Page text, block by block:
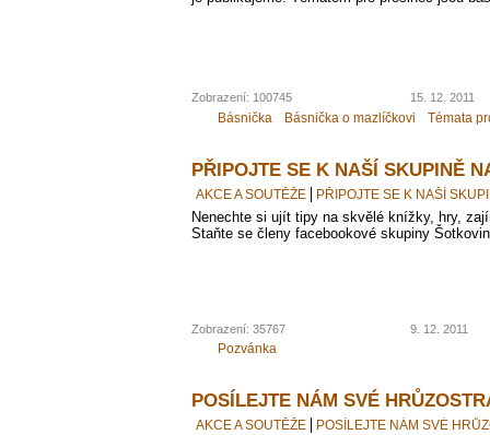
Zobrazení: 100745 15. 12. 2011
Básnička Básnička o mazlíčkovi Témata
PŘIPOJTE SE K NAŠÍ SKUPINĚ
AKCE A SOUTĚŽE PŘIPOJTE SE K NAŠÍ
Nenechte si ujít tipy na skvělé knížky, hry,
Staňte se členy facebookové skupiny
Zobrazení: 35767 9. 12. 2011
Pozvánka
POSÍLEJTE NÁM SVÉ
AKCE A SOUTĚŽE POSÍLEJTE NÁM SVÉ